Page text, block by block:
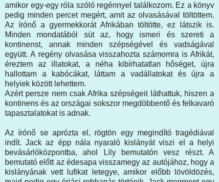
amikor egy-egy róla szóló regénnyel találkozom. Ez a könyv
pedig minden percet megért, amit az olvasásával töltöttem.
Az írónő a gyermekkorát Afrikában töltötte, ez látszik is.
Minden mondatából süt az, hogy ismeri és szereti a
kontinenst, annak minden szépségével és vadságával
együtt. A regény olvasása visszahozta számomra is Afrikát,
éreztem az illatokat, a néha kibírhatatlan hőséget, újra
hallottam a kabócákat, láttam a vadállatokat és újra a
helyiek között lehettem.
Azért persze nem csak Afrika szépségeit láthattuk, hiszen a
kontinens és az országai sokszor megdöbbentő és felkavaró
tapasztalatokat is adnak.
Az írónő se aprózta el, rögtön egy megindító tragédiával
indít. Jack az épp nála nyaraló kislányát viszi el a helyi
bevásárlóközpontba, ahol Lily bemutatón vesz részt. A
bemutató előtt az édesapa visszamegy az autójához, hogy a
kislányának vett lufikat letegye, amikor előbb lövöldözés,